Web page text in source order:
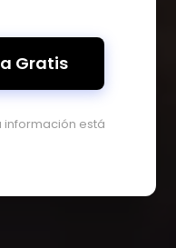
Gratis
información está